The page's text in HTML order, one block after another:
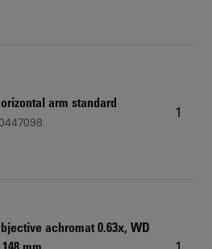
arm standard
1
achromat 0.63x, WD